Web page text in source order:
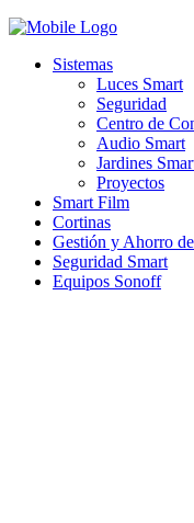
Sistemas
Luces Smart
Seguridad
Centro de
Audio Smart
Jardines
Proyectos
Smart Film
Cortinas
Gestión y Ahorro
Seguridad Smart
Equipos Sonoff